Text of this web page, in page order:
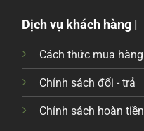
Dịch vụ khách hàng |
Cách thức mua hàng
Chính sách đổi - trả
Chính sách hoàn tiền